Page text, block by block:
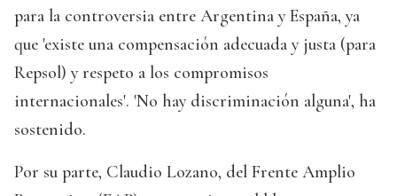
para la controversia entre Argentina y España, ya
que 'existe una compensación adecuada y justa (para
Repsol) y respeto a los compromisos
internacionales'. 'No hay discriminación alguna', ha
sostenido.
Por su parte, Claudio Lozano, del Frente Amplio